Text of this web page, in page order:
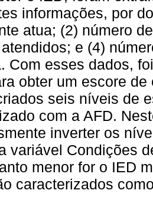
informações, por
atua; (2) número
e (4)
Com esses dados,
obter um escore
seis níveis de
com a AFD.
inverter os
variável Condições
menor for o IED
caracterizados